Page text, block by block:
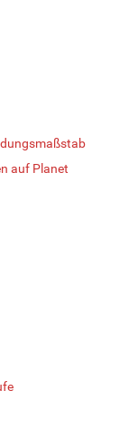
auf Planet